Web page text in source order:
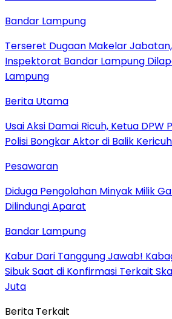
Bandar Lampung
Terseret Dugaan Makelar
Inspektorat Bandar Lampung
Lampung
Berita Utama
Usai Aksi Damai Ricuh, Ketua DPW
Polisi Bongkar Aktor di Balik
Pesawaran
Diduga Pengolahan Minyak Milik
Dilindungi Aparat
Bandar Lampung
Kabur Dari Tanggung Jawab!
Sibuk Saat di Konfirmasi Terkait
Juta
Berita Terkait